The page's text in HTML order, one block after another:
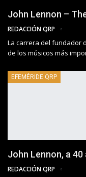
John Lennon –
REDACCIÓN QRP
La carrera del fundador
de los músicos más
EFEMÉRIDE QRP
John Lennon, a
REDACCIÓN QRP